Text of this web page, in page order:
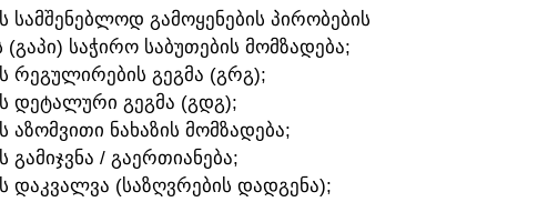
ᲡᲐᲛᲨᲔᲜᲔᲑᲚᲝᲓ ᲒᲐᲛᲝᲧᲔᲜᲔᲑᲘᲡ ᲞᲘᲠᲝᲑᲔᲑᲘᲡ
ᲡᲐᲭᲘᲠᲝ ᲡᲐᲑᲣᲗᲔᲑᲘᲡ ᲛᲝᲛᲖᲐᲓᲔᲑᲐ;
ᲠᲔᲒᲣᲚᲘᲠᲔᲑᲘᲡ ᲒᲔᲒᲛᲐ (ᲒᲠᲒ);
ᲓᲔᲢᲐᲚᲣᲠᲘ ᲒᲔᲒᲛᲐ (ᲒᲓᲒ);
ᲐᲖᲝᲛᲕᲘᲗᲘ ᲜᲐᲮᲐᲖᲘᲡ ᲛᲝᲛᲖᲐᲓᲔᲑᲐ;
ᲒᲐᲛᲘᲯᲕᲜᲐ / ᲒᲐᲔᲠᲗᲘᲐᲜᲔᲑᲐ;
ᲓᲐᲙᲕᲐᲚᲕᲐ (ᲡᲐᲖᲦᲕᲠᲔᲑᲘᲡ ᲓᲐᲓᲒᲔᲜᲐ);